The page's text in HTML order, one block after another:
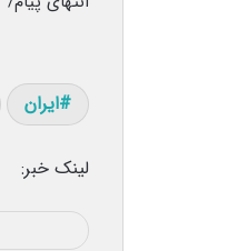
ایران
لینک خبر: